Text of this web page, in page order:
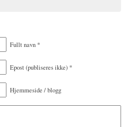
Fullt navn *
Epost(publiseres ikke) *
Hjemmeside / blogg